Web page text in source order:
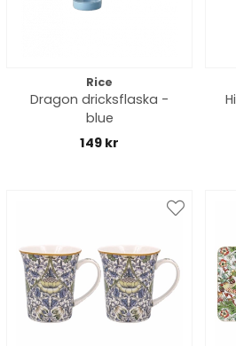
Rice
Dragon dricksflaska -
blue
149 kr